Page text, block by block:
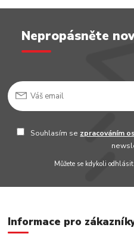
Nepropásněte
Souhlasím se zpracováním
Můžete se kdykoli
Informace pro